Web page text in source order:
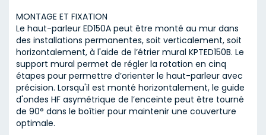
MONTAGE ET FIXATION
Le haut-parleur ED150A peut être monté au mur dans
des installations permanentes, soit verticalement, soit
horizontalement, à l'aide de l’étrier mural KPTED150B. Le
support mural permet de régler la rotation en cinq
étapes pour permettre d’orienter le haut-parleur avec
précision. Lorsqu'il est monté horizontalement, le guide
d'ondes HF asymétrique de l’enceinte peut être tourné
de 90° dans le boîtier pour maintenir une couverture
optimale.